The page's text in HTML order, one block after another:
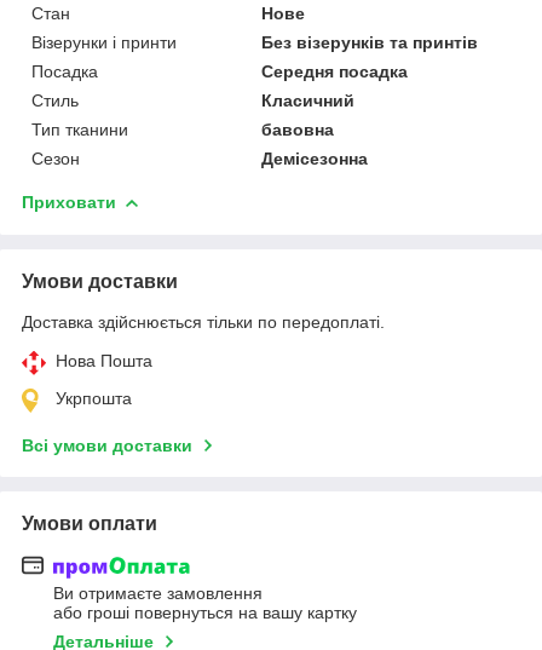
Стан
Нове
Візерунки і принти
Без візерунків та принтів
Посадка
Середня посадка
Стиль
Класичний
Тип тканини
бавовна
Сезон
Демісезонна
Приховати
Умови доставки
Доставка здійснюється тільки по передоплаті.
Нова Пошта
Укрпошта
Всі умови доставки
Умови оплати
Ви отримаєте замовлення
або гроші повернуться на вашу картку
Детальніше